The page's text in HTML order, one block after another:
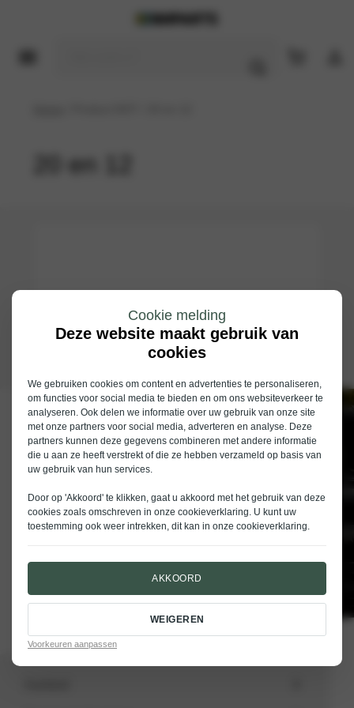
Cookie melding
Deze website maakt gebruik van
cookies
We gebruiken cookies om content en advertenties te personaliseren,
om functies voor social media te bieden en om ons websiteverkeer te
analyseren. Ook delen we informatie over uw gebruik van onze site
met onze partners voor social media, adverteren en analyse. Deze
partners kunnen deze gegevens combineren met andere informatie
die u aan ze heeft verstrekt of die ze hebben verzameld op basis van
uw gebruik van hun services.
Door op 'Akkoord' te klikken, gaat u akkoord met het gebruik van deze
cookies zoals omschreven in onze cookieverklaring. U kunt uw
toestemming ook weer intrekken, dit kan in onze cookieverklaring.
AKKOORD
WEIGEREN
Voorkeuren aanpassen
20 en 12
Schrijf je in voor de nieuwsbrief van
Nieuwenhuijse
E-mailadres
VERSTUREN